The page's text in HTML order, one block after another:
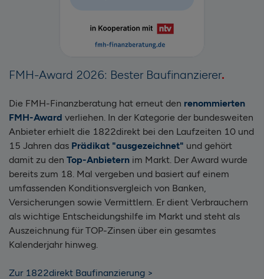
FMH-Award 2026: Bester Baufinanzierer
Die FMH-Finanzberatung hat erneut den renommierten
FMH-Award verliehen. In der Kategorie der bundesweiten
Anbieter erhielt die 1822direkt bei den Laufzeiten 10 und
15 Jahren das Prädikat "ausgezeichnet" und gehört
damit zu den Top-Anbietern im Markt. Der Award wurde
bereits zum 18. Mal vergeben und basiert auf einem
umfassenden Konditionsvergleich von Banken,
Versicherungen sowie Vermittlern. Er dient Verbrauchern
als wichtige Entscheidungshilfe im Markt und steht als
Auszeichnung für TOP-Zinsen über ein gesamtes
Kalenderjahr hinweg.
Zur 1822direkt Baufinanzierung >